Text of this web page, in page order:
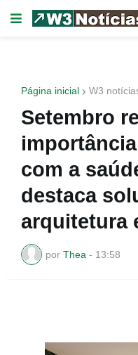
Página inicial W3
Setembro
com a
destaca
arquitetura
por Thea - 13:58